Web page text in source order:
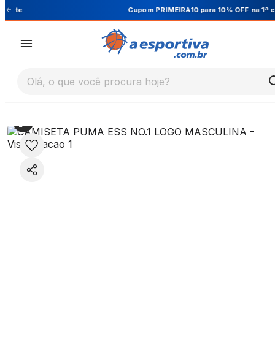
Cupom PRIMEIRA10 para 10% OFF na 1ª compra
Olá, o que você procura hoje?